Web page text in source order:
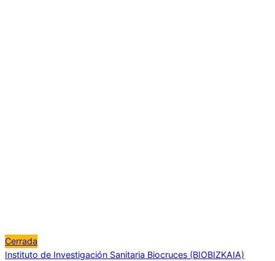
Cerrada
Instituto de Investigación Sanitaria Biocruces (BIOBIZKAIA)